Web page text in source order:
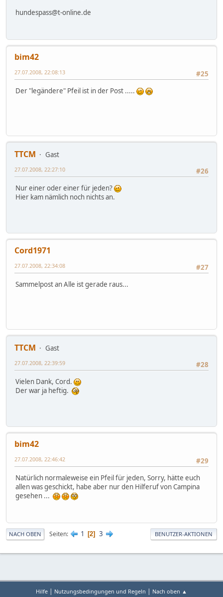
hundespass@t-online.de
bim42
#25
27.07.2008, 22:08:13
Der "legändere" Pfeil ist in der Post .....
TTCM
Gast
#26
27.07.2008, 22:27:10
Nur einer oder einer für jeden?
Hier kam nämlich noch nichts an.
Cord1971
#27
27.07.2008, 22:34:08
Sammelpost an Alle ist gerade raus...
TTCM
Gast
#28
27.07.2008, 22:39:59
Vielen Dank, Cord.
Der war ja heftig.
bim42
#29
27.07.2008, 22:46:42
Natürlich normaleweise ein Pfeil für jeden, Sorry, hätte euch
allen was geschickt, habe aber nur den Hilferuf von Campina
gesehen ...
NACH OBEN Seiten 1 2 3 BENUTZER-AKTIONEN
Hilfe Nutzungsbedingungen und Regeln Nach oben ▲